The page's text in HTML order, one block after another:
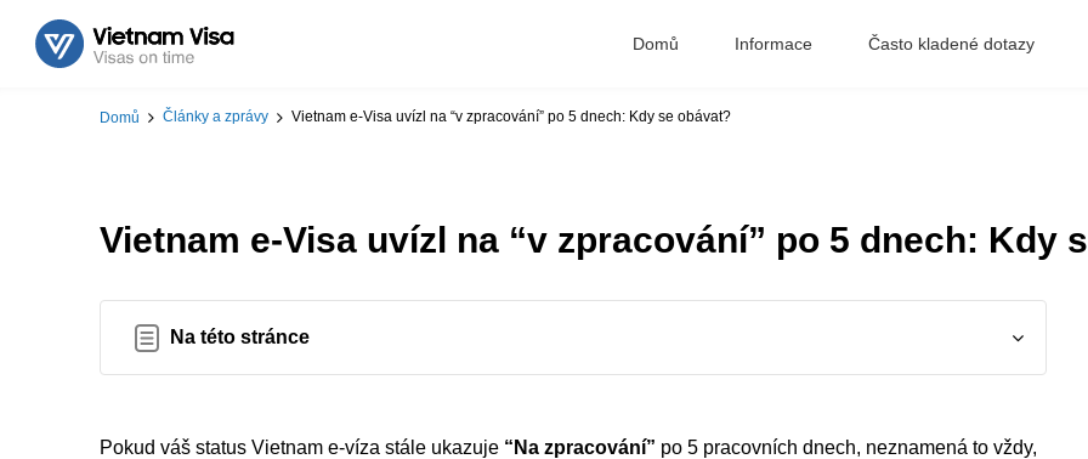
Domů Informace Často kladené dotazy
Domů Články a zprávy Vietnam e-Visa uvízl na “v zpracování” po 5 dnech: Kdy se obávat?
Vietnam e-Visa uvízl na “v zpracování” po 5 dnech: Kdy
Na této stránce
Pokud váš status Vietnam e-víza stále ukazuje “Na zpracování” po 5 pracovních dnech, neznamená to vždy,